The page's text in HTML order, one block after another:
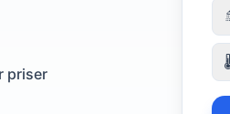
priser